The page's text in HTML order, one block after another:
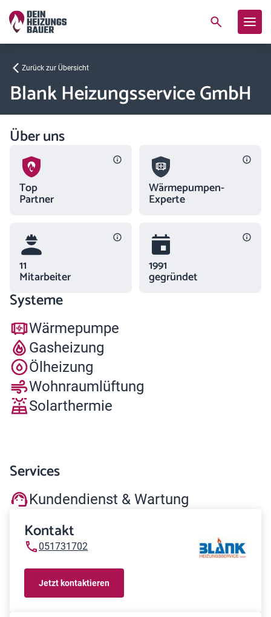
Zurück zur Übersicht
Blank Heizungsservice GmbH
Über uns
Top
Partner
Wärmepumpen-
Experte
11
Mitarbeiter
1991
gegründet
Systeme
Wärmepumpe
Gasheizung
Ölheizung
Wohnraumlüftung
Solarthermie
Services
Kundendienst & Wartung
Kontakt
051731702
Jetzt kontaktieren